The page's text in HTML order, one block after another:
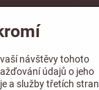
návštěvy tohoto
údajů o jeho
a služby třetích stran